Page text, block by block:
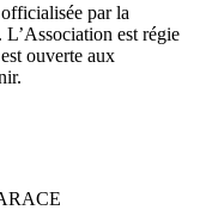
par la
est régie
ouverte aux